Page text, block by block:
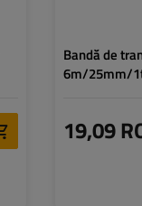
Bandă de
6m/25mm/
19,09